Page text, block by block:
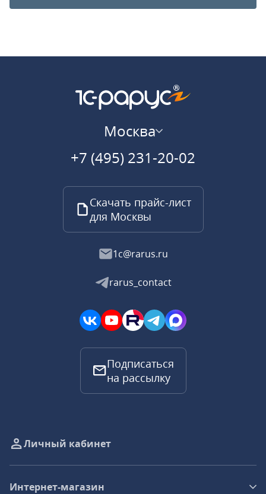
Москва
+7 (495) 231-20-02
Скачать прайс-лист
для Москвы
1c@rarus.ru
rarus_contact
Подписаться
на рассылку
Личный кабинет
Интернет-магазин